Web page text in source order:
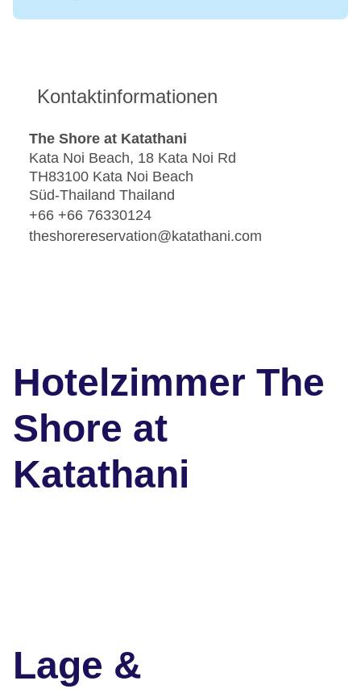
Kontaktinformationen
The Shore at Katathani
Kata Noi Beach, 18 Kata Noi Rd
TH83100 Kata Noi Beach
Süd-Thailand Thailand
+66 +66 76330124
theshorereservation@katathani.com
Hotelzimmer The
Shore at
Katathani
Lage &